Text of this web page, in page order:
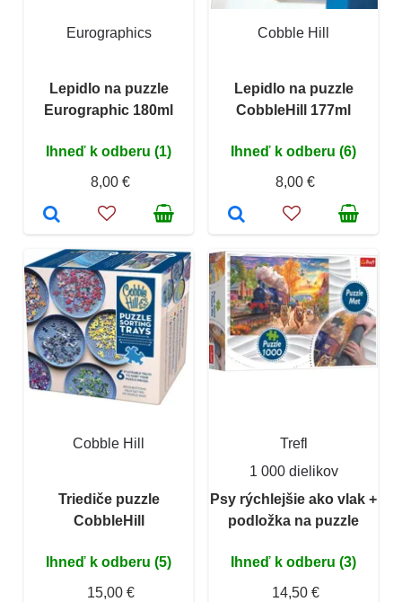
Eurographics
Lepidlo na puzzle
Eurographic 180ml
Ihneď k odberu (1)
8,00 €
Cobble Hill
Lepidlo na puzzle
CobbleHill 177ml
Ihneď k odberu (6)
8,00 €
Cobble Hill
Triediče puzzle
CobbleHill
Ihneď k odberu (5)
15,00 €
Trefl
1 000 dielikov
Psy rýchlejšie ako vlak +
podložka na puzzle
Ihneď k odberu (3)
14,50 €